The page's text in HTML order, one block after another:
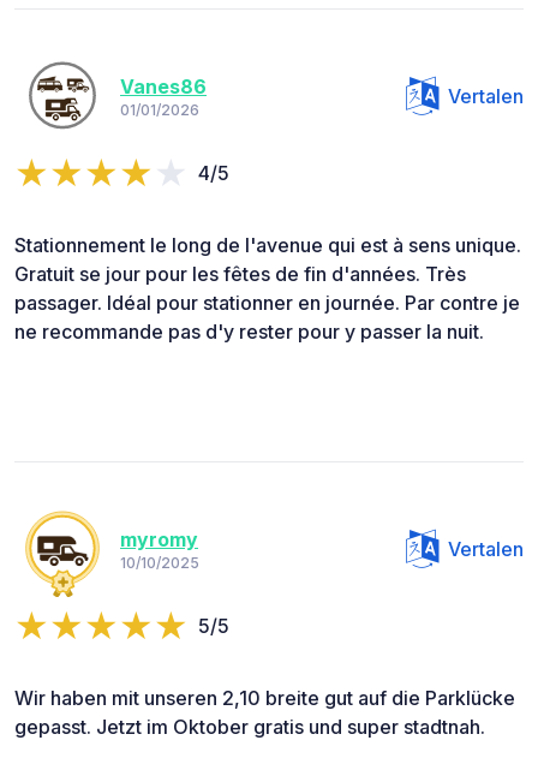
Vanes86
01/01/2026
Vertalen
4/5
Stationnement le long de l'avenue qui est à sens unique.
Gratuit se jour pour les fêtes de fin d'années. Très
passager. Idéal pour stationner en journée. Par contre je
ne recommande pas d'y rester pour y passer la nuit.
myromy
10/10/2025
Vertalen
5/5
Wir haben mit unseren 2,10 breite gut auf die Parklücke
gepasst. Jetzt im Oktober gratis und super stadtnah.